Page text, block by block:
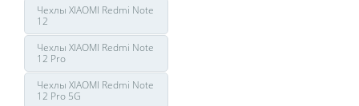
Чехлы XIAOMI Redmi Note
12
Чехлы XIAOMI Redmi Note
12 Pro
Чехлы XIAOMI Redmi Note
12 Pro 5G